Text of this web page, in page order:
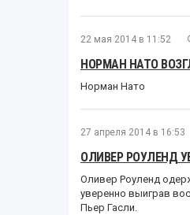
22 мая 2014 в 11:52
НОРМАН НАТО
Норман Нато
27 апреля 2014 в 16:53
ОЛИВЕР РОУЛЕНД
Оливер Роуленд
уверенно выиграв
Пьер Гасли.